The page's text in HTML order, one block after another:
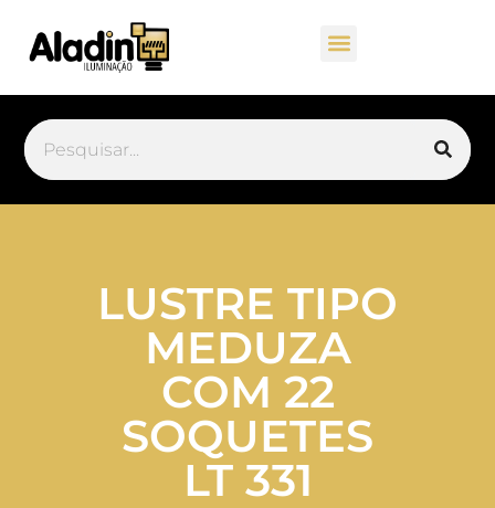
LUSTRE TIPO
MEDUZA
COM 22
SOQUETES
LT 331